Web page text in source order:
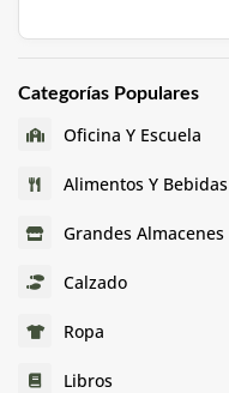
Categorías Populares
Oficina Y Escuela
Alimentos Y Bebidas
Grandes Almacenes
Calzado
Ropa
Libros